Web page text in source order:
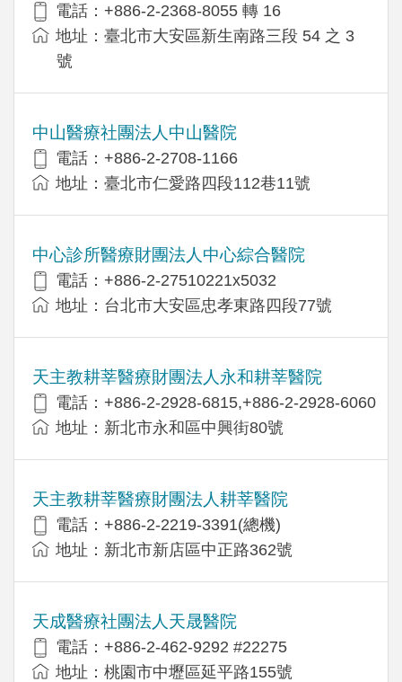
電話：+886-2-2368-8055 轉 16
地址：臺北市大安區新生南路三段 54 之 3
號
中山醫療社團法人中山醫院
電話：+886-2-2708-1166
地址：臺北市仁愛路四段112巷11號
中心診所醫療財團法人中心綜合醫院
電話：+886-2-27510221x5032
地址：台北市大安區忠孝東路四段77號
天主教耕莘醫療財團法人永和耕莘醫院
電話：+886-2-2928-6815,+886-2-2928-6060
地址：新北市永和區中興街80號
天主教耕莘醫療財團法人耕莘醫院
電話：+886-2-2219-3391(總機)
地址：新北市新店區中正路362號
天成醫療社團法人天晟醫院
電話：+886-2-462-9292 #22275
地址：桃園市中壢區延平路155號